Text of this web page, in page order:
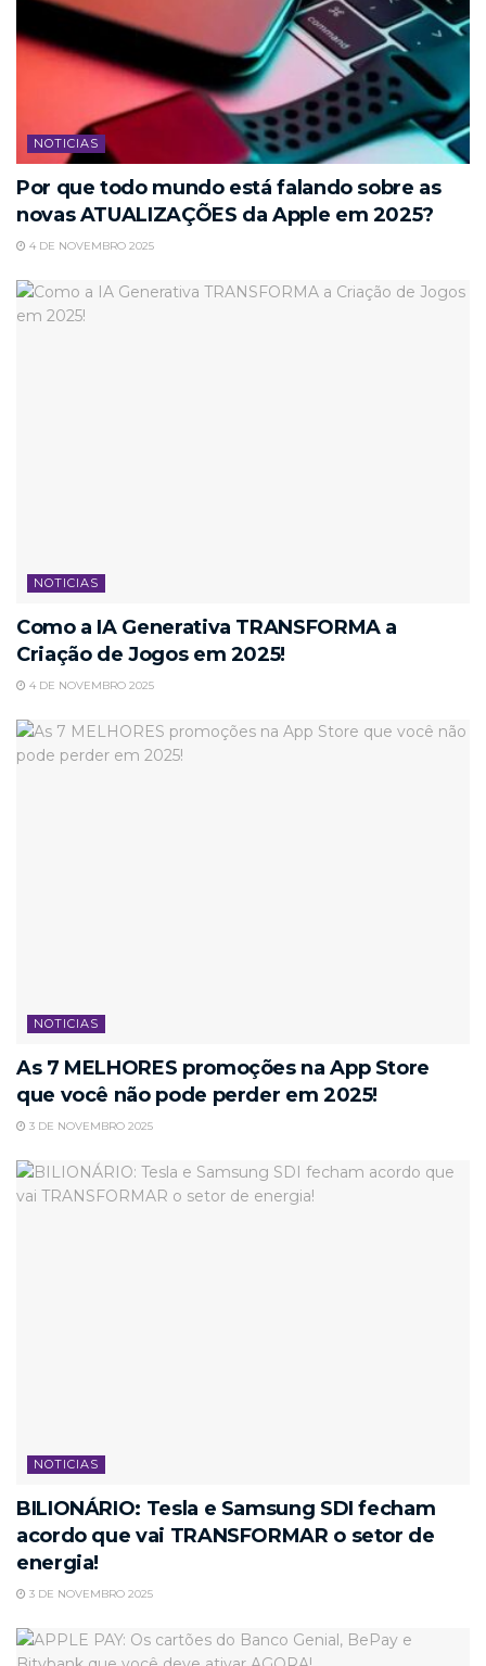
NOTICIAS
Por que todo mundo está falando sobre as
novas ATUALIZAÇÕES da Apple em 2025?
4 DE NOVEMBRO 2025
NOTICIAS
Como a IA Generativa TRANSFORMA a
Criação de Jogos em 2025!
4 DE NOVEMBRO 2025
NOTICIAS
As 7 MELHORES promoções na App Store
que você não pode perder em 2025!
3 DE NOVEMBRO 2025
NOTICIAS
BILIONÁRIO: Tesla e Samsung SDI fecham
acordo que vai TRANSFORMAR o setor de
energia!
3 DE NOVEMBRO 2025